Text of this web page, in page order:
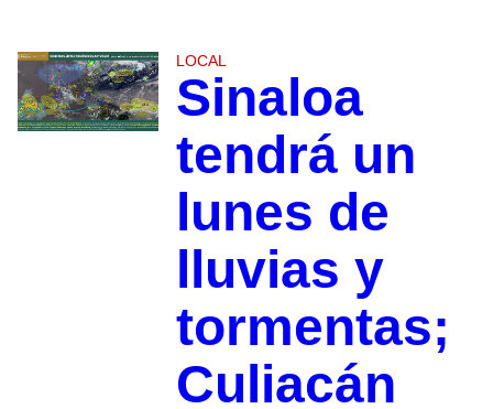
LOCAL
Sinaloa
tendrá un
lunes de
lluvias y
tormentas;
Culiacán